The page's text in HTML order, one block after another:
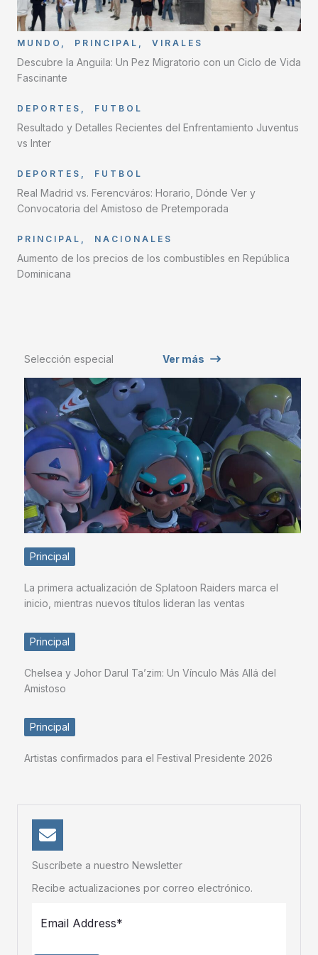
MUNDO PRINCIPAL VIRALES
Descubre la Anguila: Un Pez Migratorio con un Ciclo de Vida
Fascinante
DEPORTES FUTBOL
Resultado y Detalles Recientes del Enfrentamiento Juventus
vs Inter
DEPORTES FUTBOL
Real Madrid vs. Ferencváros: Horario, Dónde Ver y
Convocatoria del Amistoso de Pretemporada
PRINCIPAL NACIONALES
Aumento de los precios de los combustibles en República
Dominicana
Selección especial Ver más
Principal
La primera actualización de Splatoon Raiders marca el
inicio, mientras nuevos títulos lideran las ventas
Principal
Chelsea y Johor Darul Ta’zim: Un Vínculo Más Allá del
Amistoso
Principal
Artistas confirmados para el Festival Presidente 2026
Suscríbete a nuestro Newsletter
Recibe actualizaciones por correo electrónico.